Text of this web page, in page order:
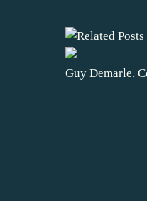
Guy Demarle,